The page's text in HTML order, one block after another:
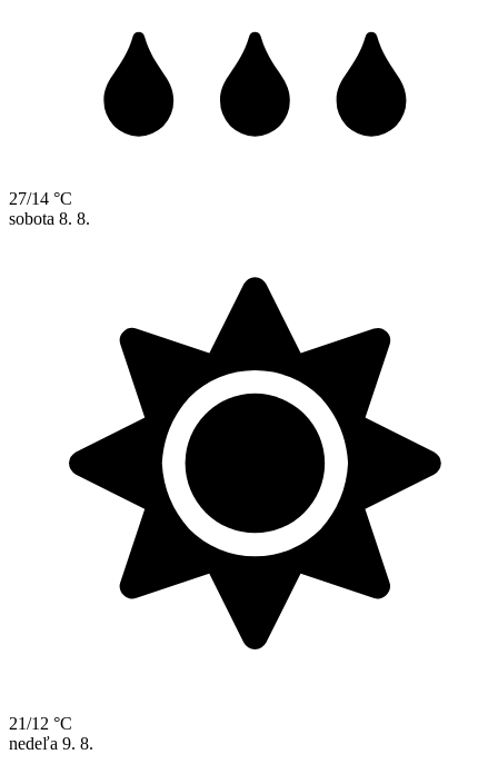
27/14 °C
sobota 8. 8.
21/12 °C
nedeľa 9. 8.